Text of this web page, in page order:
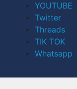
YOUTUBE
Twitter
Threads
TIK TOK
Whatsapp